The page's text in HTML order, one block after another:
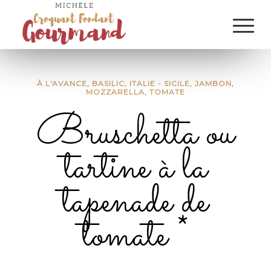
À L'AVANCE, BASILIC, ITALIE - SICILE, JAMBON,
MOZZARELLA, TOMATE
Bruschetta ou
tartine à la
tapenade de
tomate *